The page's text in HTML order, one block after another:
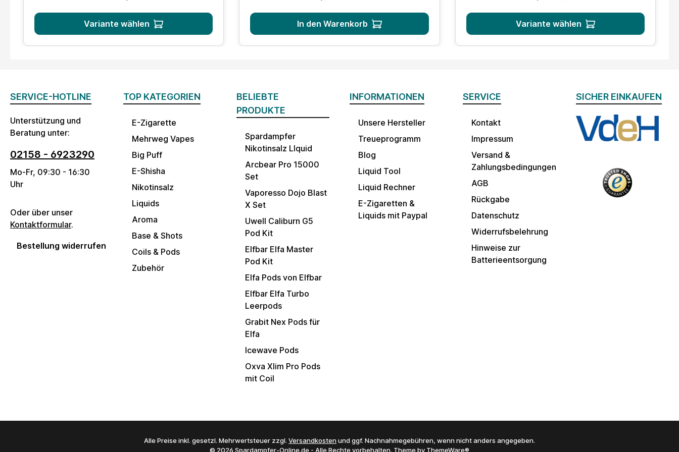
Variante wählen In den Warenkorb Variante wählen
SERVICE-HOTLINE
Unterstützung und
Beratung unter:
02158 - 6923290
Mo-Fr, 09:30 - 16:30
Uhr
Oder über unser
Kontaktformular.
Bestellung widerrufen
TOP KATEGORIEN
E-Zigarette
Mehrweg Vapes
Big Puff
E-Shisha
Nikotinsalz
Liquids
Aroma
Base & Shots
Coils & Pods
Zubehör
BELIEBTE
PRODUKTE
Spardampfer
Nikotinsalz LIquid
Arcbear Pro 15000
Set
Vaporesso Dojo Blast
X Set
Uwell Caliburn G5
Pod Kit
Elfbar Elfa Master
Pod Kit
Elfa Pods von Elfbar
Elfbar Elfa Turbo
Leerpods
Grabit Nex Pods für
Elfa
Icewave Pods
Oxva Xlim Pro Pods
mit Coil
INFORMATIONEN
Unsere Hersteller
Treueprogramm
Blog
Liquid Tool
Liquid Rechner
E-Zigaretten &
Liquids mit Paypal
SERVICE
Kontakt
Impressum
Versand &
Zahlungsbedingungen
AGB
Rückgabe
Datenschutz
Widerrufsbelehrung
Hinweise zur
Batterieentsorgung
SICHER EINKAUFEN
Alle Preise inkl. gesetzl. Mehrwertsteuer zzgl. Versandkosten und ggf. Nachnahmegebühren, wenn nicht anders angegeben.
© 2026 Spardampfer-Online.de - Alle Rechte vorbehalten. Theme by ThemeWare®